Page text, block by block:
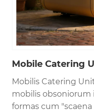
Mobile Catering
Mobilis Catering
mobilis
formas cum